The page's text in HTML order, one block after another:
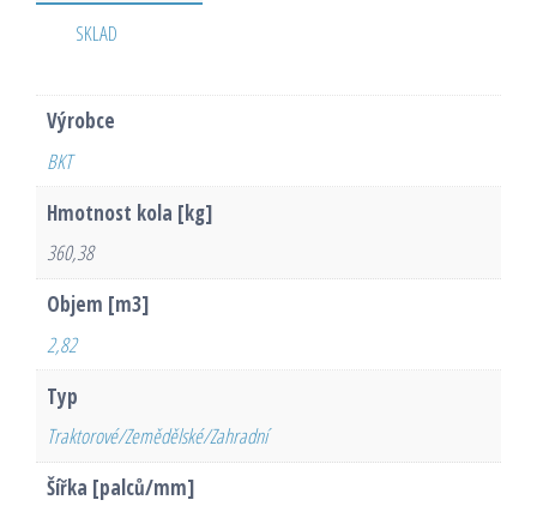
SKLAD
Výrobce
BKT
Hmotnost kola [kg]
360,38
Objem [m3]
2,82
Typ
Traktorové/Zemědělské/Zahradní
Šířka [palců/mm]